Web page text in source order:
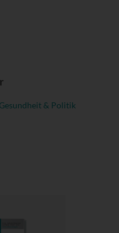
Gesundheit & Politik